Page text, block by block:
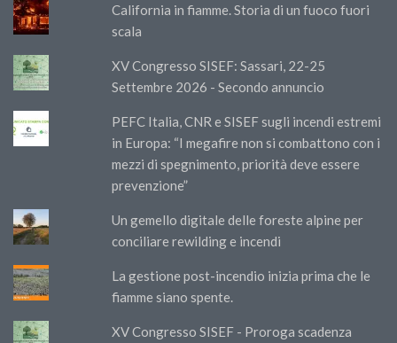
California in fiamme. Storia di un fuoco fuori
scala
XV Congresso SISEF: Sassari, 22-25
Settembre 2026 - Secondo annuncio
PEFC Italia, CNR e SISEF sugli incendi estremi
in Europa: “I megafire non si combattono con i
mezzi di spegnimento, priorità deve essere
prevenzione”
Un gemello digitale delle foreste alpine per
conciliare rewilding e incendi
La gestione post-incendio inizia prima che le
fiamme siano spente.
XV Congresso SISEF - Proroga scadenza